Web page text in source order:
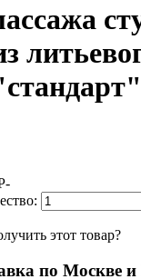
-
этот товар?
по Москве